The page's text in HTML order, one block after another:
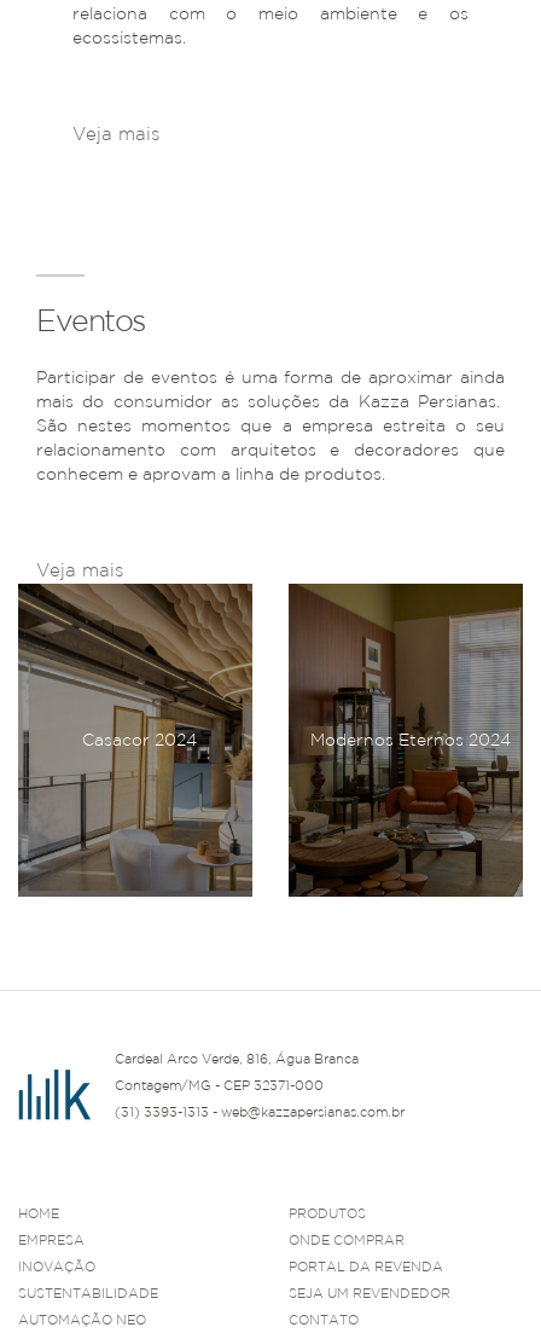
relaciona com o meio ambiente e os
ecossistemas.
Veja mais
Eventos
Participar de eventos é uma forma de aproximar ainda
mais do consumidor as soluções da Kazza Persianas.
São nestes momentos que a empresa estreita o seu
relacionamento com arquitetos e decoradores que
conhecem e aprovam a linha de produtos.
Veja mais
Casacor 2024 Modernos Eternos 2024
Cardeal Arco Verde, 816, Água Branca
Contagem/MG - CEP 32371-000
(31) 3393-1313 - web@kazzapersianas.com.br
HOME
EMPRESA
INOVAÇÃO
SUSTENTABILIDADE
AUTOMAÇÃO NEO
PRODUTOS
ONDE COMPRAR
PORTAL DA REVENDA
SEJA UM REVENDEDOR
CONTATO